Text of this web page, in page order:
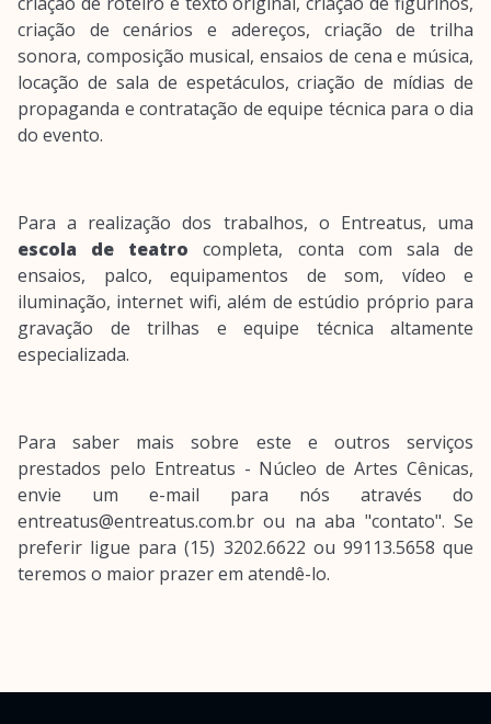
criação de cenários e adereços, criação de trilha
sonora, composição musical, ensaios de cena e música,
locação de sala de espetáculos, criação de mídias de
propaganda e contratação de equipe técnica para o dia
do evento.
Para a realização dos trabalhos, o Entreatus, uma
escola de teatro completa, conta com sala de
ensaios, palco, equipamentos de som, vídeo e
iluminação, internet wifi, além de estúdio próprio para
gravação de trilhas e equipe técnica altamente
especializada.
Para saber mais sobre este e outros serviços
prestados pelo Entreatus - Núcleo de Artes Cênicas,
envie um e-mail para nós através do
entreatus@entreatus.com.br ou na aba "contato". Se
preferir ligue para (15) 3202.6622 ou 99113.5658 que
teremos o maior prazer em atendê-lo.